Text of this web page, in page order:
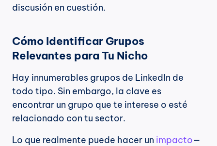
discusión en cuestión.
Cómo Identificar Grupos
Relevantes para Tu Nicho
Hay innumerables grupos de LinkedIn de
todo tipo. Sin embargo, la clave es
encontrar un grupo que te interese o esté
relacionado con tu sector.
Lo que realmente puede hacer un impacto—